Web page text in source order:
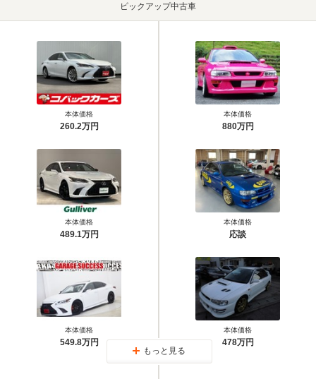
ピックアップ中古車
本体価格
260.2万円
本体価格
489.1万円
本体価格
549.8万円
本体価格
880万円
本体価格
応談
本体価格
478万円
もっと見る